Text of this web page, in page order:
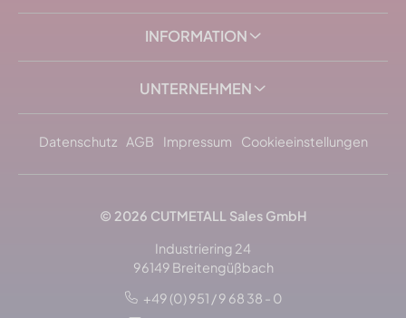
INFORMATION
UNTERNEHMEN
Datenschutz AGB Impressum Cookieeinstellungen
© 2026 CUTMETALL Sales GmbH
Industriering 24
96149 Breitengüßbach
+49 (0) 951 / 9 68 38 - 0